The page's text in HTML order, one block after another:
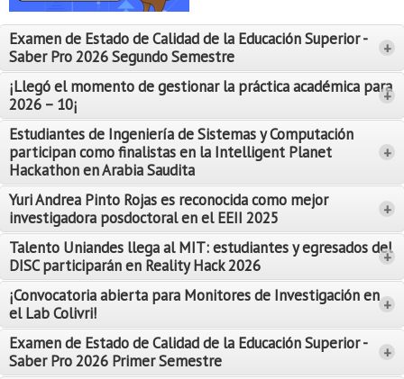
Examen de Estado de Calidad de la Educación Superior -
Saber Pro 2026 Segundo Semestre
+
Leer Más
¡Llegó el momento de gestionar la práctica académica para
2026 – 10¡
+
Leer Más
Estudiantes de Ingeniería de Sistemas y Computación
participan como finalistas en la Intelligent Planet
Hackathon en Arabia Saudita
+
Yuri Andrea Pinto Rojas es reconocida como mejor
investigadora posdoctoral en el EEII 2025
+
Talento Uniandes llega al MIT: estudiantes y egresados del
DISC participarán en Reality Hack 2026
+
¡Convocatoria abierta para Monitores de Investigación en
el Lab Colivri!
+
Examen de Estado de Calidad de la Educación Superior -
Saber Pro 2026 Primer Semestre
+
Proyecto de grado
Reingreso
Reintegro
Retiro voluntario
Transferencia
Tarifas
Grado